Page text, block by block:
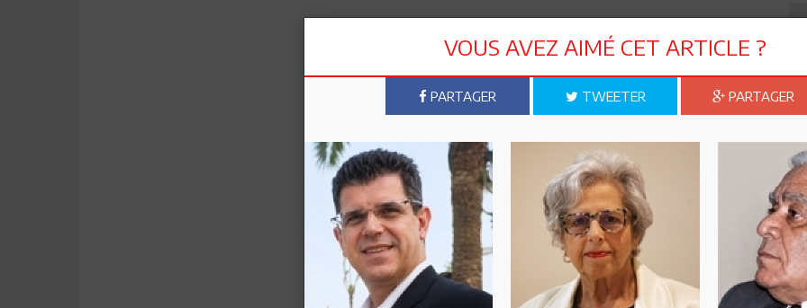
VOUS AVEZ AIMÉ CET ARTICLE ?
PARTAGER TWEETER PARTAGER